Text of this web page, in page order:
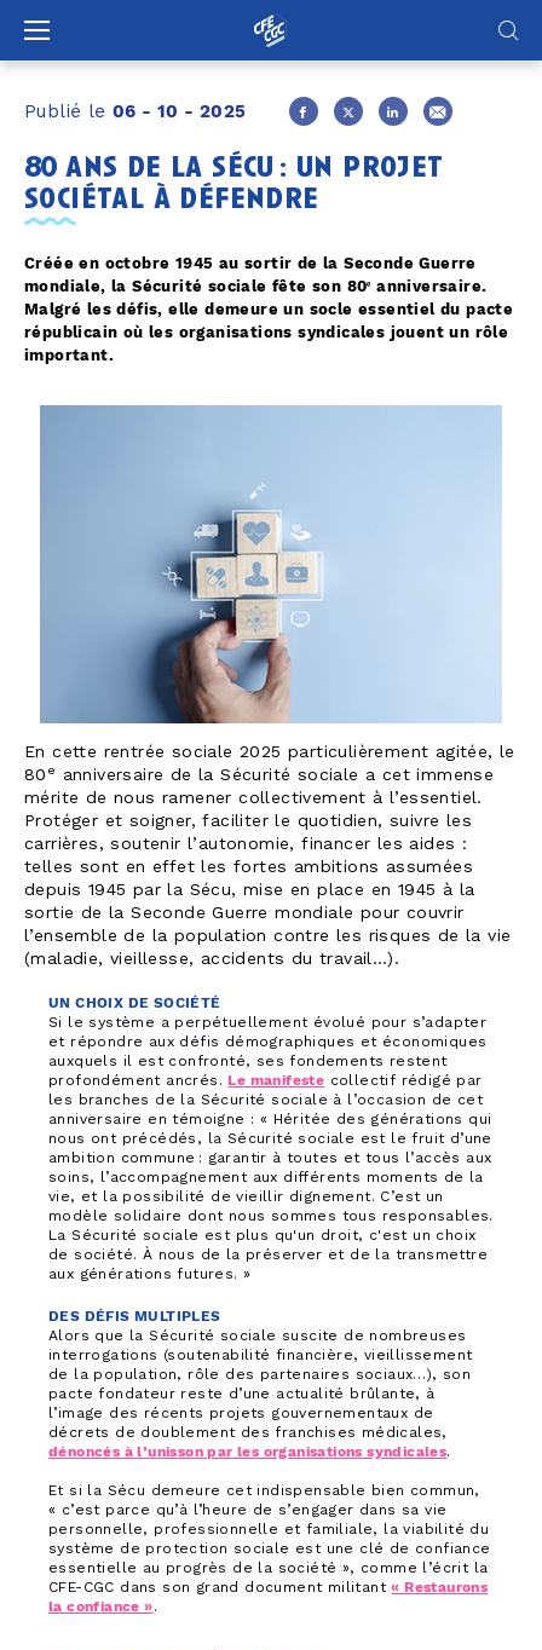
Publié le 06 - 10 - 2025
80 ans de la sécu : un projet
sociétal à défendre
Créée en octobre 1945 au sortir de la Seconde Guerre
mondiale, la Sécurité sociale fête son 80ᵉ anniversaire.
Malgré les défis, elle demeure un socle essentiel du pacte
républicain où les organisations syndicales jouent un rôle
important.
En cette rentrée sociale 2025 particulièrement agitée, le
80 e anniversaire de la Sécurité sociale a cet immense
mérite de nous ramener collectivement à l’essentiel.
Protéger et soigner, faciliter le quotidien, suivre les
carrières, soutenir l’autonomie, financer les aides :
telles sont en effet les fortes ambitions assumées
depuis 1945 par la Sécu, mise en place en 1945 à la
sortie de la Seconde Guerre mondiale pour couvrir
l’ensemble de la population contre les risques de la vie
(maladie, vieillesse, accidents du travail…).
UN CHOIX DE SOCIÉTÉ
Si le système a perpétuellement évolué pour s’adapter
et répondre aux défis démographiques et économiques
auxquels il est confronté, ses fondements restent
profondément ancrés. Le manifeste collectif rédigé par
les branches de la Sécurité sociale à l’occasion de cet
anniversaire en témoigne : « Héritée des générations qui
nous ont précédés, la Sécurité sociale est le fruit d’une
ambition commune : garantir à toutes et tous l’accès aux
soins, l’accompagnement aux différents moments de la
vie, et la possibilité de vieillir dignement. C’est un
modèle solidaire dont nous sommes tous responsables.
La Sécurité sociale est plus qu'un droit, c'est un choix
de société. À nous de la préserver et de la transmettre
aux générations futures. »
DES DÉFIS MULTIPLES
Alors que la Sécurité sociale suscite de nombreuses
interrogations (soutenabilité financière, vieillissement
de la population, rôle des partenaires sociaux…), son
pacte fondateur reste d’une actualité brûlante, à
l’image des récents projets gouvernementaux de
décrets de doublement des franchises médicales,
dénoncés à l’unisson par les organisations syndicales.
Et si la Sécu demeure cet indispensable bien commun,
« c’est parce qu’à l’heure de s’engager dans sa vie
personnelle, professionnelle et familiale, la viabilité du
système de protection sociale est une clé de confiance
essentielle au progrès de la société », comme l’écrit la
CFE-CGC dans son grand document militant« Restaurons
la confiance ».
Panneau de gestion des cookies